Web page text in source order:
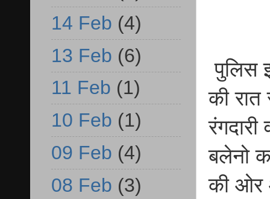
पुलिस
की
बलेनो
की ओर
14 Feb (4)
13 Feb (6)
11 Feb (1)
10 Feb (1)
09 Feb (4)
08 Feb (3)